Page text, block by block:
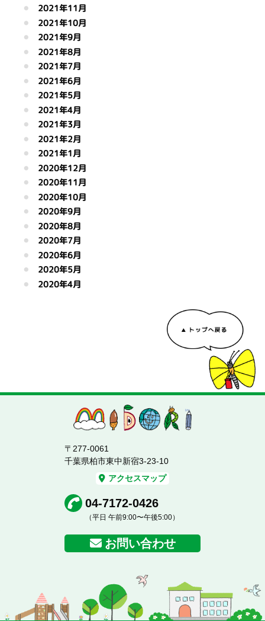
2021年11月
2021年10月
2021年9月
2021年8月
2021年7月
2021年6月
2021年5月
2021年4月
2021年3月
2021年2月
2021年1月
2020年12月
2020年11月
2020年10月
2020年9月
2020年8月
2020年7月
2020年6月
2020年5月
2020年4月
〒277-0061
千葉県柏市東中新宿3-23-10
アクセスマップ
04-7172-0426
（平日 午前9:00〜午後5:00）
お問い合わせ